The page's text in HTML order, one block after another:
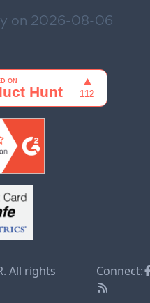
on 2026-08-06
All rights
Connect: